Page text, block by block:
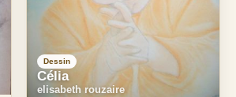
Dessin
Célia
elisabeth rouzaire